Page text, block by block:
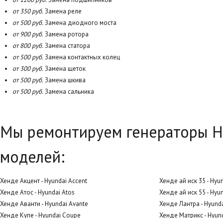
от 350 руб.Замена реле
от 500 руб.Замена диодного моста
от 900 руб.Замена ротора
от 800 руб.Замена статора
от 500 руб.Замена контактных колец
от 300 руб.Замена щеток
от 500 руб.Замена шкива
от 500 руб.Замена сальника
Мы ремонтируем генераторы
моделей:
Хенде Акцент - Hyundai Accent
Хенде Атос - Hyundai Atos
Хенде Аванти - Hyundai Avante
Хенде Купе - Hyundai Coupe
Хенде ай иск 35 -
Хенде ай иск 55 -
Хенде Лантра -
Хенде Матрикс -